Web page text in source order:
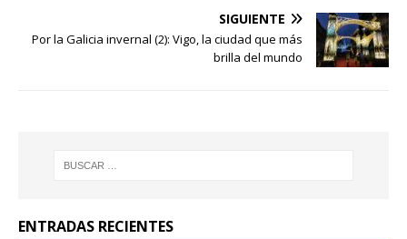
SIGUIENTE
Por la Galicia invernal (2): Vigo, la ciudad que más
brilla del mundo
ENTRADAS RECIENTES